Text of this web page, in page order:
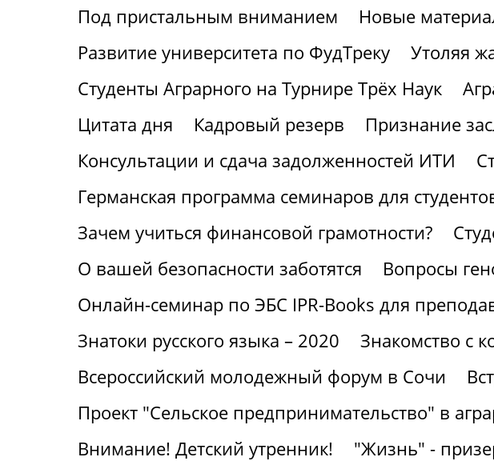
Под пристальным вниманием
Новые
Развитие университета по ФудТреку
Утоляя
Студенты Аграрного на Турнире Трёх Наук
Цитата дня
Кадровый резерв Признание
Консультации и сдача задолженностей ИТИ
Германская программа семинаров для
Зачем учиться финансовой грамотности?
О вашей безопасности заботятся
Вопросы
Онлайн-семинар по ЭБС IPR-Books для
Знатоки русского языка – 2020
Знакомство с
Всероссийский молодежный форум в Сочи
Проект "Сельское предпринимательство" в
Внимание! Детский утренник!
"Жизнь" -